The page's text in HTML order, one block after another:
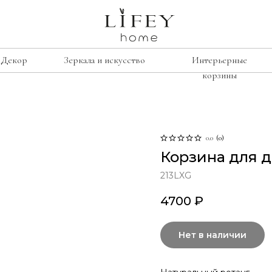
Декор Зеркала и искусство
Интерьерные
корзины
0.0 (0)
Корзина для
213LXG
4700 ₽
Нет в наличии